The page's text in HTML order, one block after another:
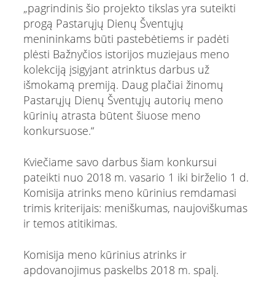
„pagrindinis šio projekto tikslas yra suteikti
progą Pastarųjų Dienų Šventųjų
menininkams būti pastebėtiems ir padėti
plėsti Bažnyčios istorijos muziejaus meno
kolekciją įsigyjant atrinktus darbus už
išmokamą premiją. Daug plačiai žinomų
Pastarųjų Dienų Šventųjų autorių meno
kūrinių atrasta būtent šiuose meno
konkursuose.“
Kviečiame savo darbus šiam konkursui
pateikti nuo 2018 m. vasario 1 iki birželio 1 d.
Komisija atrinks meno kūrinius remdamasi
trimis kriterijais: meniškumas, naujoviškumas
ir temos atitikimas.
Komisija meno kūrinius atrinks ir
apdovanojimus paskelbs 2018 m. spalį.